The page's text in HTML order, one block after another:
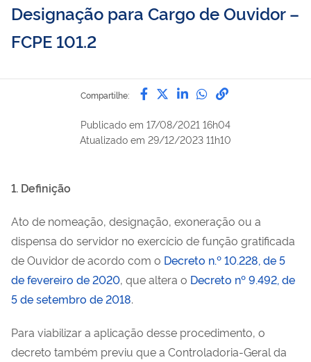
Designação para Cargo de Ouvidor –
FCPE 101.2
Compartilhe: Compartilhe por Facebook
Compartilhe por Twitter
Compartilhe por
Compartilhe
link para
Publicado em 17/08/2021 16h04
Atualizado em 29/12/2023 11h10
1. Definição
Ato de nomeação, designação, exoneração ou a
dispensa do servidor no exercício de função gratificada
de Ouvidor de acordo com o Decreto n.º 10.228, de 5
de fevereiro de 2020, que altera o Decreto nº 9.492, de
5 de setembro de 2018.
Para viabilizar a aplicação desse procedimento, o
decreto também previu que a Controladoria-Geral da